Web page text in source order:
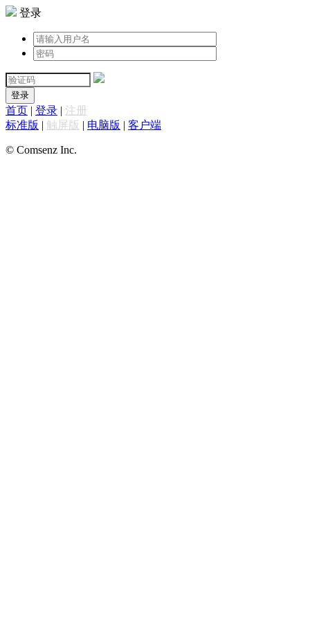
登录
登录
首页 | 登录 | 注册
标准版 | 触屏版 | 电脑版 | 客户端
© Comsenz Inc.